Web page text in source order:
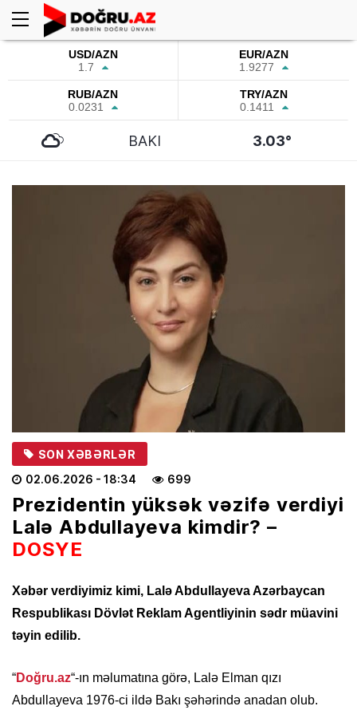
USD/AZN
1.7
EUR/AZN
1.9277
RUB/AZN
0.0231
TRY/AZN
0.1411
BAKI 3.03°
SON XƏBƏRLƏR
02.06.2026 - 18:34 699
Prezidentin yüksək vəzifə verdiyi
Lalə Abdullayeva kimdir? –
DOSYE
Xəbər verdiyimiz kimi, Lalə Abdullayeva Azərbaycan
Respublikası Dövlət Reklam Agentliyinin sədr müavini
təyin edilib.
“Doğru.az“-ın məlumatına görə, Lalə Elman qızı
Abdullayeva 1976-ci ildə Bakı şəhərində anadan olub.